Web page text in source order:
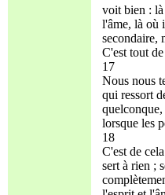
voit bien :
l'âme, là où
secondaire,
C'est tout
17
Nous nous
qui ressort
quelconque,
lorsque les
18
C'est de
sert à rien ;